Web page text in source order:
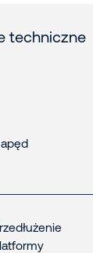
techniczne